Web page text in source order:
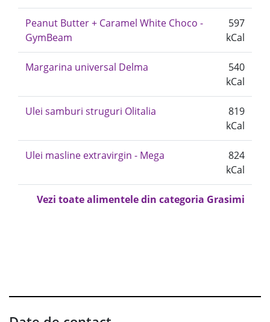
Peanut Butter + Caramel White Choco -
GymBeam
597
kCal
Margarina universal Delma
540
kCal
Ulei samburi struguri Olitalia
819
kCal
Ulei masline extravirgin - Mega
824
kCal
Vezi toate alimentele din categoria Grasimi